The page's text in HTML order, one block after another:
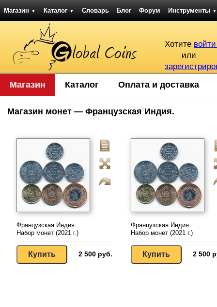
Магазин ▼ Каталог ▼ Словарь Блог Форум Инструменты ▼
Хотите
или
Магазин Каталог Оплата и доставка
Магазин монет — Французская Индия.
Французская Индия.
Набор монет (2021 г.)
2 500 руб.
Французская Индия.
Набор монет (2021 г.)
2 500